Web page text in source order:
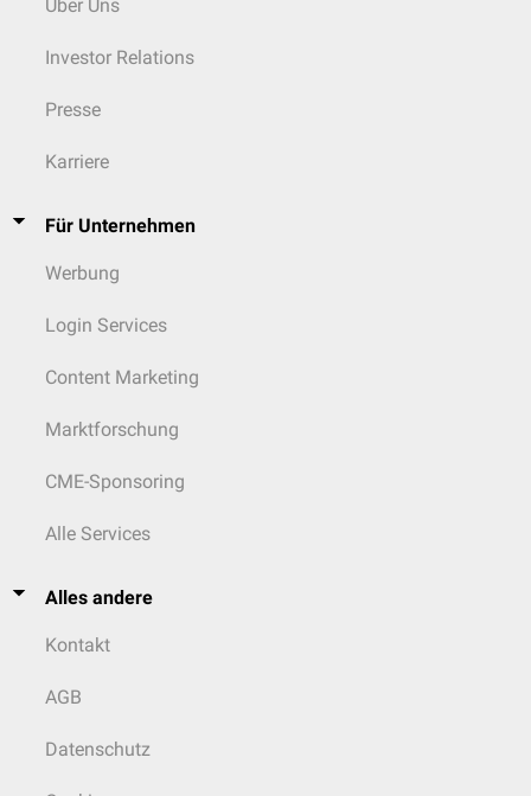
Über Uns
Investor Relations
Presse
Karriere
Für Unternehmen
Werbung
Login Services
Content Marketing
Marktforschung
CME-Sponsoring
Alle Services
Alles andere
Kontakt
AGB
Datenschutz